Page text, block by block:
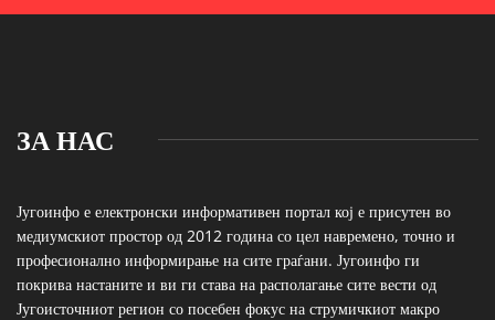
ЗА НАС
Југоинфо е електронски информативен портал кој е присутен во
медиумскиот простор од 2012 година со цел навремено, точно и
професионално информирање на сите граѓани. Југоинфо ги
покрива настаните и ви ги става на располагање сите вести од
Југоисточниот регион со посебен фокус на струмичкиот макро